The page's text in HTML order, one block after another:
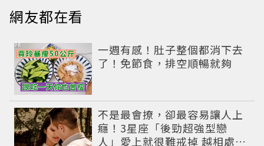
網友都在看
一週有感！肚子整個都消下去
了！免節食，排空順暢就夠
PR
不是最會撩，卻最容易讓人上
癮！3星座「後勁超強型戀
人」愛上就很難戒掉 越相處越